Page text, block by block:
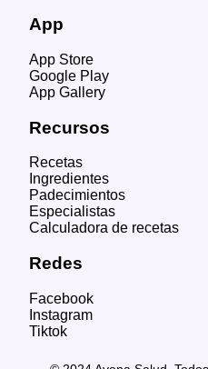
App
App Store
Google Play
App Gallery
Recursos
Recetas
Ingredientes
Padecimientos
Especialistas
Calculadora de recetas
Redes
Facebook
Instagram
Tiktok